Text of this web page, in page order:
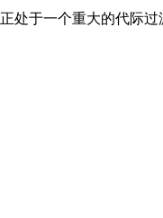
于一个重大的代际过